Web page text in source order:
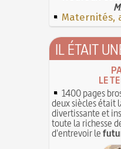
Maternités,
IL ÉTAIT
LE
1400 pages
deux siècles était
divertissante et
toute la richesse
d'entrevoir le